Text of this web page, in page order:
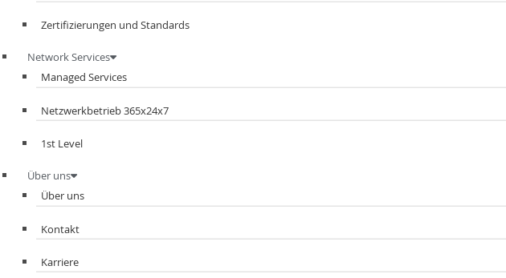
Zertifizierungen und Standards
Network Services
Managed Services
Netzwerkbetrieb 365x24x7
1st Level
Über uns
Über uns
Kontakt
Karriere